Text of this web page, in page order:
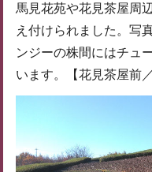
馬見花苑や花見茶屋周
え付けられました。写
ンジーの株間にはチュ
います。【花見茶屋前